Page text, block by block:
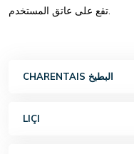
تقع على عاتق المستخدم.
CHARENTAIS البطيخ
LIÇI